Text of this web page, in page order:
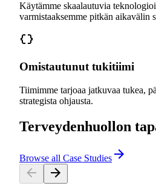
Käytämme skaalautuvia
varmistaaksemme pitkän aikavälin
Omistautunut tukitiimi
Tiimimme tarjoaa jatkuvaa tukea,
strategista ohjausta.
Terveydenhuollon
Browse all Case Studies